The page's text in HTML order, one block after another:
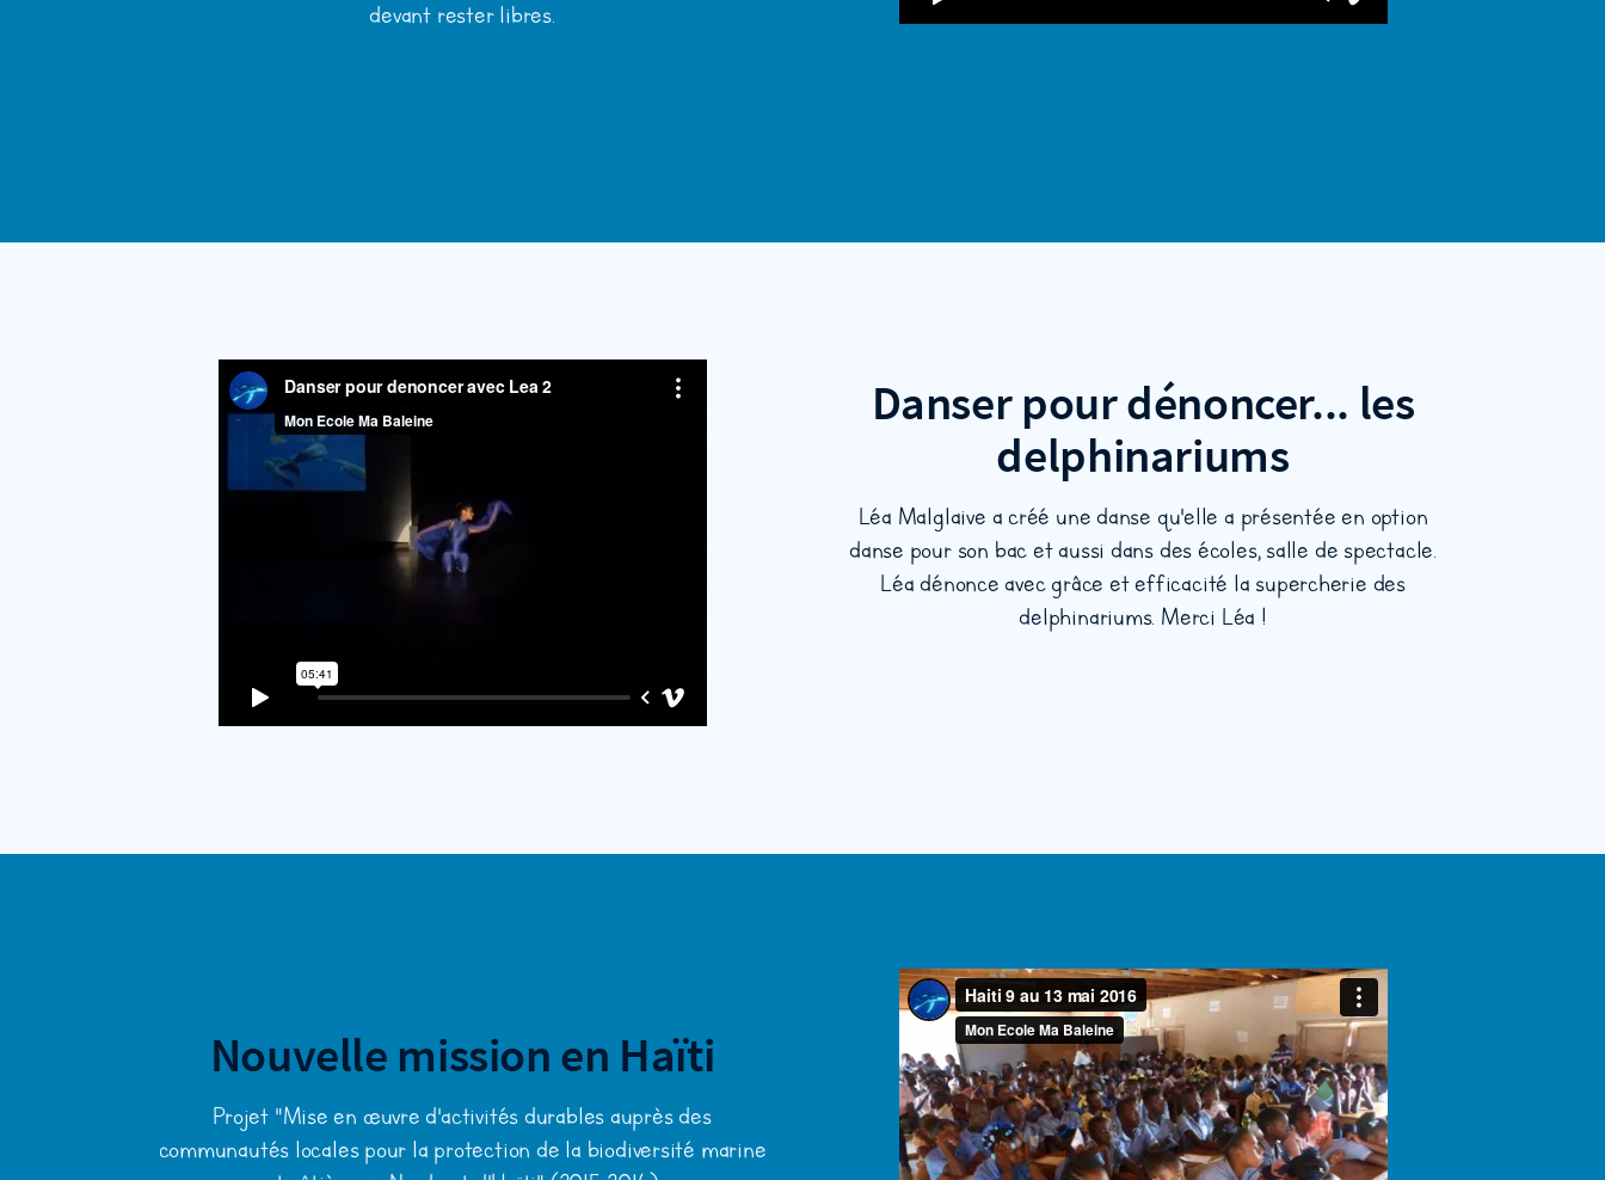
devant rester libres.
Danser pour dénoncer... les
delphinariums
Léa Malglaive a créé une danse qu'elle a présentée en option
danse pour son bac et aussi dans des écoles, salle de spectacle.
Léa dénonce avec grâce et efficacité la supercherie des
delphinariums. Merci Léa !
Nouvelle mission en Haïti
Projet "Mise en œuvre d'activités durables auprès des
communautés locales pour la protection de la biodiversité marine